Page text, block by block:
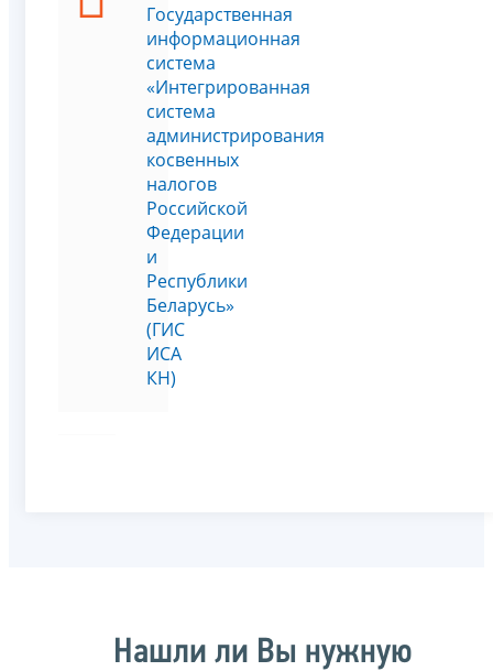
Государственная
информационная
система
«Интегрированная
система
администрирования
косвенных
налогов
Российской
Федерации
и
Республики
Беларусь»
(ГИС
ИСА
КН)
Нашли ли Вы нужную